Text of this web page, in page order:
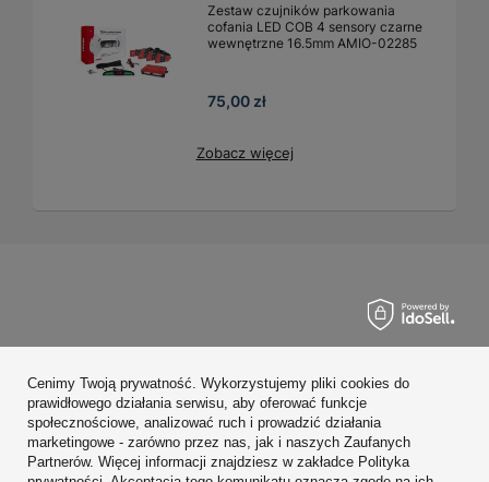
Zestaw czujników parkowania
cofania LED COB 4 sensory czarne
wewnętrzne 16.5mm AMIO-02285
75,00 zł
Zobacz więcej
Konto
Regulaminy
Cenimy Twoją prywatność. Wykorzystujemy pliki cookies do
prawidłowego działania serwisu, aby oferować funkcje
społecznościowe, analizować ruch i prowadzić działania
marketingowe - zarówno przez nas, jak i naszych Zaufanych
Partnerów. Więcej informacji znajdziesz w zakładce Polityka